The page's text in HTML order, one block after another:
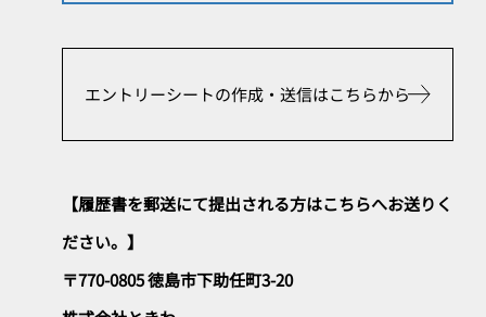
エントリーシートの作成・送信はこちらから
【履歴書を郵送にて提出される方はこちらへお送りく
ださい。】
〒770-0805 徳島市下助任町3-20